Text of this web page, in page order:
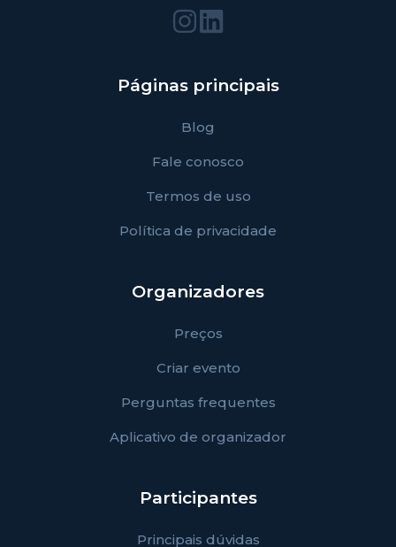
Páginas principais
Blog
Fale conosco
Termos de uso
Política de privacidade
Organizadores
Preços
Criar evento
Perguntas frequentes
Aplicativo de organizador
Participantes
Principais dúvidas